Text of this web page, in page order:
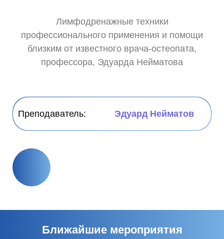
Лимфодренажные техники
профессионального применения и помощи
близким от известного врача-остеопата,
профессора, Эдуарда Нейматова
Преподаватель: Эдуард Нейматов
Ближайшие мероприятия